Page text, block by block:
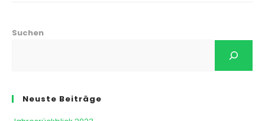
Suchen
Neuste Beiträge